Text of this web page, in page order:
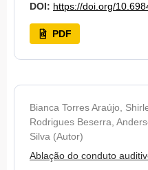
DOI: https://doi.org/
PDF
Bianca Torres Araújo,
Rodrigues Beserra,
Silva (Autor)
Ablação do conduto